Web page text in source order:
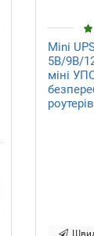
Mini
5В/9В/
міні